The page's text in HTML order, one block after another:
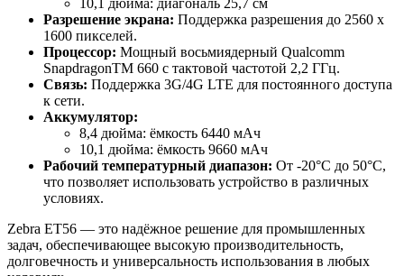
Разрешение экрана: Поддержка разрешения до 2560 x
1600 пикселей.
Процессор: Мощный восьмиядерный Qualcomm
SnapdragonTM 660 с тактовой частотой 2,2 ГГц.
Связь: Поддержка 3G/4G LTE для постоянного доступа
к сети.
Аккумулятор:
8,4 дюйма: ёмкость 6440 мАч
10,1 дюйма: ёмкость 9660 мАч
Рабочий температурный диапазон: От -20°C до 50°C,
что позволяет использовать устройство в различных
условиях.
Zebra ET56 — это надёжное решение для промышленных
задач, обеспечивающее высокую производительность,
долговечность и универсальность использования в любых